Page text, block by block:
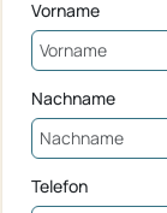
Vorname
Nachname
Telefon